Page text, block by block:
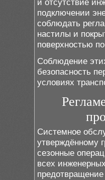
и отсутствие
подключении
соблюдать
настилы и
поверхностью
Соблюдение
безопасность
условиях
Системное
утверждённому
сезонные
всех